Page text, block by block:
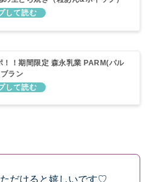
！！期間限定 森永乳業 PARM(パル
ラン
だけると嬉しいです♡